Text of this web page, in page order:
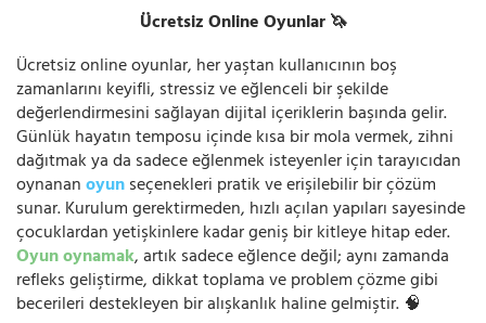
Ücretsiz Online Oyunlar 🦄
Ücretsiz online oyunlar, her yaştan kullanıcının boş
zamanlarını keyifli, stressiz ve eğlenceli bir şekilde
değerlendirmesini sağlayan dijital içeriklerin başında gelir.
Günlük hayatın temposu içinde kısa bir mola vermek, zihni
dağıtmak ya da sadece eğlenmek isteyenler için tarayıcıdan
oynananoyunseçenekleri pratik ve erişilebilir bir çözüm
sunar. Kurulum gerektirmeden, hızlı açılan yapıları sayesinde
çocuklardan yetişkinlere kadar geniş bir kitleye hitap eder.
Oyun oynamak, artık sadece eğlence değil; aynı zamanda
refleks geliştirme, dikkat toplama ve problem çözme gibi
becerileri destekleyen bir alışkanlık haline gelmiştir. 🧠